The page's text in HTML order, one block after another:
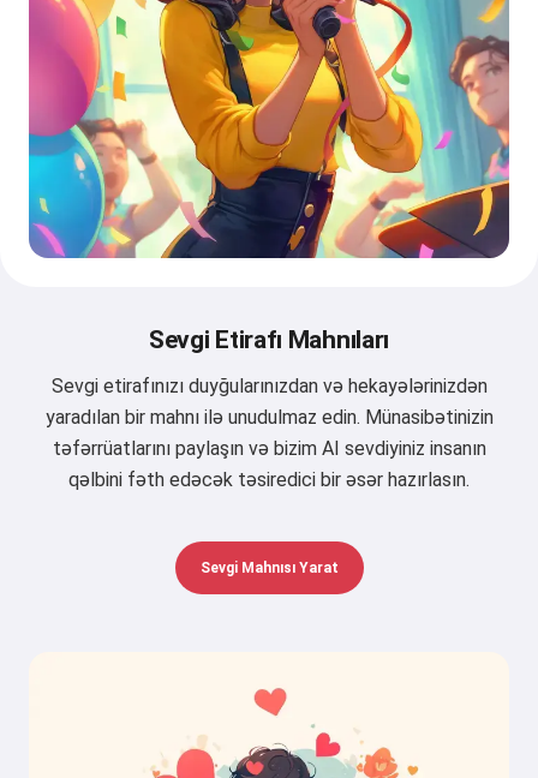
Sevgi Etirafı Mahnıları
Sevgi etirafınızı duyğularınızdan və hekayələrinizdən
yaradılan bir mahnı ilə unudulmaz edin. Münasibətinizin
təfərrüatlarını paylaşın və bizim AI sevdiyiniz insanın
qəlbini fəth edəcək təsiredici bir əsər hazırlasın.
Sevgi Mahnısı Yarat